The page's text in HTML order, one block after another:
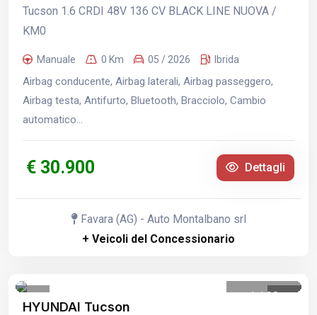
Tucson 1.6 CRDI 48V 136 CV BLACK LINE NUOVA /
KM0
Manuale 0 Km 05 / 2026 Ibrida
Airbag conducente, Airbag laterali, Airbag passeggero,
Airbag testa, Antifurto, Bluetooth, Bracciolo, Cambio
automatico...
€ 30.900 Dettagli
Favara (AG) - Auto Montalbano srl
+ Veicoli del Concessionario
1 /20
HYUNDAI Tucson